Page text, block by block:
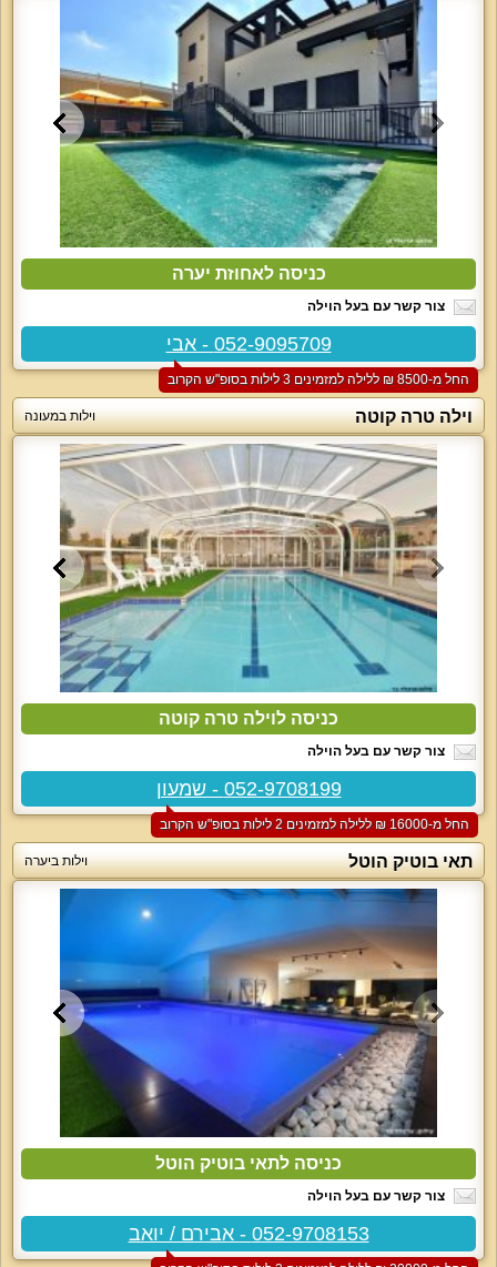
כניסה לאחוזת יערה
צור קשר עם בעל הוילה
052-9095709 - אבי
החל מ-‏8500 ₪ ללילה למזמינים 3 לילות בסופ"ש הקרוב
וילה טרה קוטה וילות במעונה
כניסה לוילה טרה קוטה
צור קשר עם בעל הוילה
052-9708199 - שמעון
החל מ-‏16000 ₪ ללילה למזמינים 2 לילות בסופ"ש הקרוב
תאי בוטיק הוטל וילות ביערה
כניסה לתאי בוטיק הוטל
צור קשר עם בעל הוילה
052-9708153 - אבירם / יואב